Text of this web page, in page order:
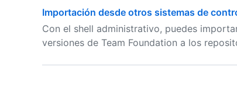
Importación desde otros sistemas de
Con el shell administrativo, puedes
versiones de Team Foundation a los